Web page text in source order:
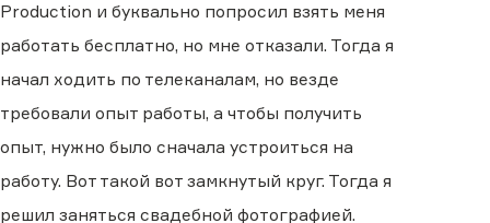
Production и буквально попросил взять меня
работать бесплатно, но мне отказали. Тогда я
начал ходить по телеканалам, но везде
требовали опыт работы, а чтобы получить
опыт, нужно было сначала устроиться на
работу. Вот такой вот замкнутый круг. Тогда я
решил заняться свадебной фотографией.